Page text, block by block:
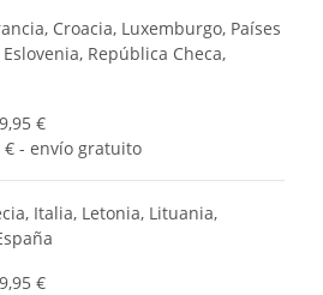
Croacia, Luxemburgo, Países
República Checa,
€
- envío gratuito
Italia, Letonia, Lituania,
€